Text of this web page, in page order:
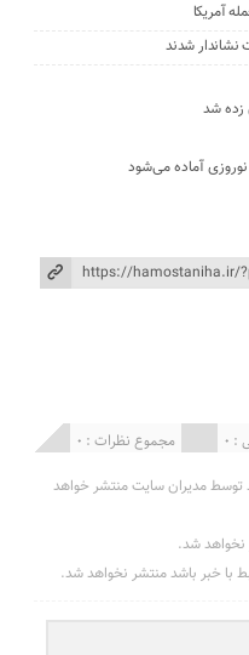
آمریکا
زده شد
آماده می‌شود
مجموع نظرات : 0 0
توسط مدیران سایت منتشر خواهد
نخواهد شد.
با خبر باشد منتشر نخواهد شد.